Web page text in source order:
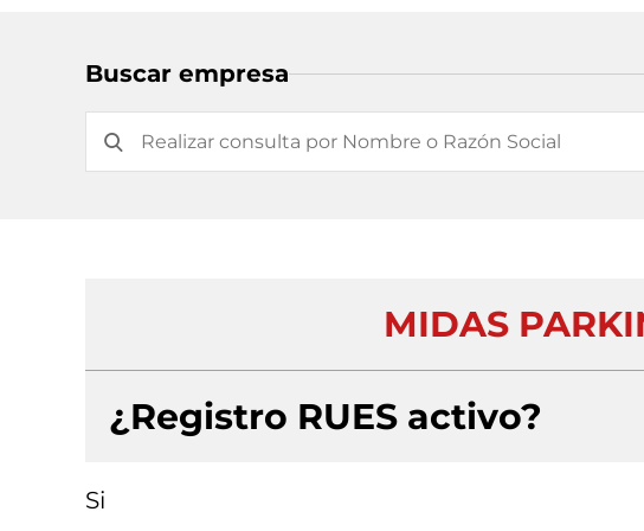
Buscar empresa
MIDAS
¿Registro RUES activo?
Si